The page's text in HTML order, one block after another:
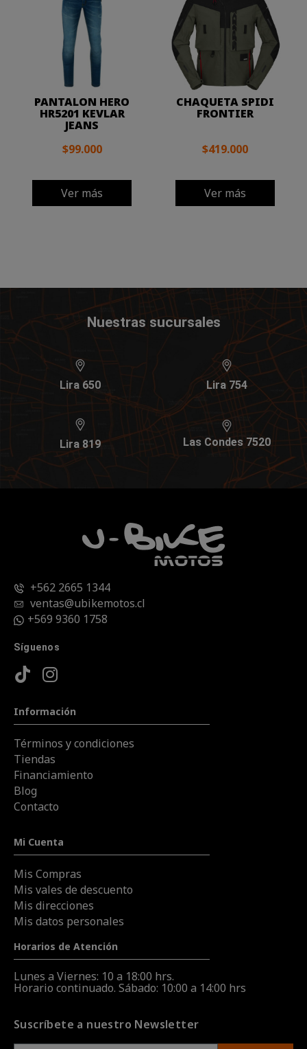
PANTALON HERO
HR5201 KEVLAR
JEANS
$99.000
Ver más
CHAQUETA SPIDI
FRONTIER
$419.000
Ver más
Nuestras sucursales
Lira 650 Lira 754
Lira 819 Las Condes 7520
+562 2665 1344
ventas@ubikemotos.cl
+569 9360 1758
Síguenos
Información
Términos y condiciones
Tiendas
Financiamiento
Blog
Contacto
Mi Cuenta
Mis Compras
Mis vales de descuento
Mis direcciones
Mis datos personales
Horarios de Atención
Lunes a Viernes: 10 a 18:00 hrs.
Horario continuado. Sábado: 10:00 a 14:00 hrs
Suscríbete a nuestro Newsletter